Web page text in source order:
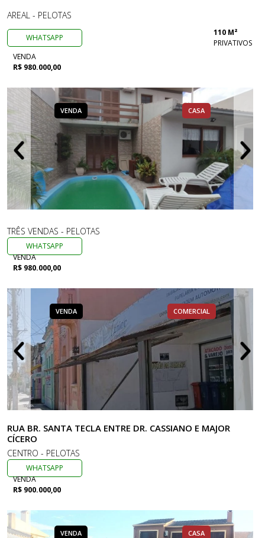
AREAL - PELOTAS
WHATSAPP
110 M²
PRIVATIVOS
VENDA
R$ 980.000,00
VENDA CASA
TRÊS VENDAS - PELOTAS
WHATSAPP
VENDA
R$ 980.000,00
VENDA COMERCIAL
RUA BR. SANTA TECLA ENTRE DR. CASSIANO E MAJOR
CÍCERO
CENTRO - PELOTAS
WHATSAPP
VENDA
R$ 900.000,00
VENDA CASA